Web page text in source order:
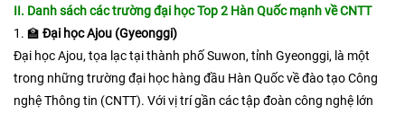
II. Danh sách các trường đại học Top 2 Hàn Quốc mạnh về CNTT
1. 🏫 Đại học Ajou (Gyeonggi)
​Đại học Ajou, tọa lạc tại thành phố Suwon, tỉnh Gyeonggi, là một
trong những trường đại học hàng đầu Hàn Quốc về đào tạo Công
nghệ Thông tin (CNTT). Với vị trí gần các tập đoàn công nghệ lớn